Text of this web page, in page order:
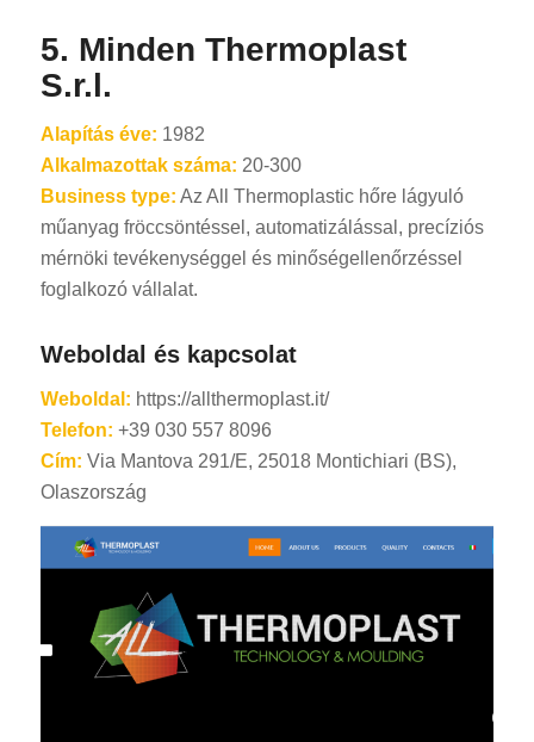
5. Minden Thermoplast
S.r.l.
Alapítás éve: 1982
Alkalmazottak száma: 20-300
Business type: Az All Thermoplastic hőre lágyuló
műanyag fröccsöntéssel, automatizálással, precíziós
mérnöki tevékenységgel és minőségellenőrzéssel
foglalkozó vállalat.
Weboldal és kapcsolat
Weboldal: https://allthermoplast.it/
Telefon: +39 030 557 8096
Cím: Via Mantova 291/E, 25018 Montichiari (BS),
Olaszország